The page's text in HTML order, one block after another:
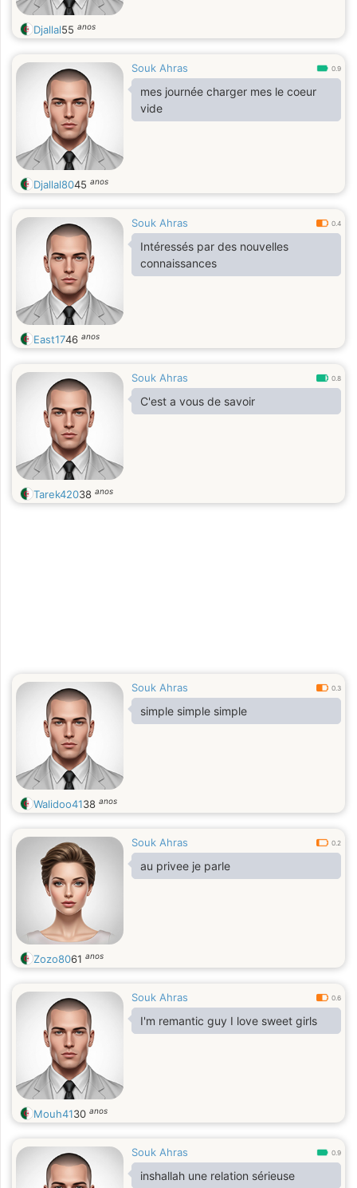
Djallal55 anos
Souk Ahras 0.9
mes journée charger mes le coeur
vide
Djallal8045 anos
Souk Ahras 0.4
Intéressés par des nouvelles
connaissances
East1746 anos
Souk Ahras 0.8
C'est a vous de savoir
Tarek42038 anos
Souk Ahras 0.3
simple simple simple
Walidoo4138 anos
Souk Ahras 0.2
au privee je parle
Zozo8061 anos
Souk Ahras 0.6
I'm remantic guy I love sweet girls
Mouh4130 anos
Souk Ahras 0.9
inshallah une relation sérieuse